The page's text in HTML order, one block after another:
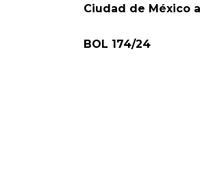
Ciudad de México
BOL 174/24